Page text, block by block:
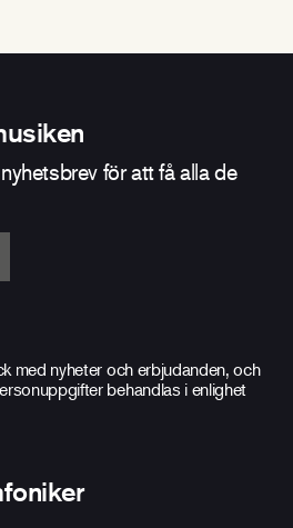
för att få alla de
med nyheter och erbjudanden, och
behandlas i enlighet